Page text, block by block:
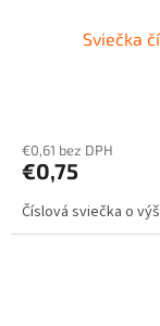
Sviečka
€0,61 bez DPH
€0,75
Číslová sviečka o